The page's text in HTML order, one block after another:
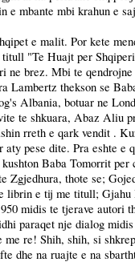
mbante mbi krahun e
e malit. Por kete
"Te Huajt per
brez. Mbi te
thekson se
Albania, botuar ne
te shkuara, Abaz
rreth e qark vendit .
pese dite. Pra eshte
Baba Tomorrit
thote se;
e tij me titull;
midis te tjerave autori
paraqet nje dialog
re! Shih, shih, si shkrep
dhe na ruajte e na